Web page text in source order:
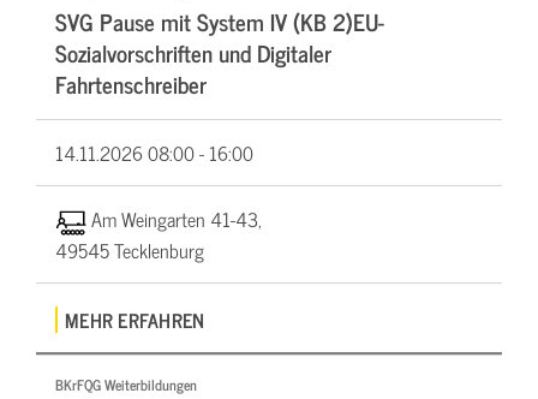
SVG Pause mit System IV (KB 2)EU-
Sozialvorschriften und Digitaler
Fahrtenschreiber
14.11.202608:00 - 16:00
Am Weingarten 41-43,
49545 Tecklenburg
MEHR ERFAHREN
BKrFQG Weiterbildungen